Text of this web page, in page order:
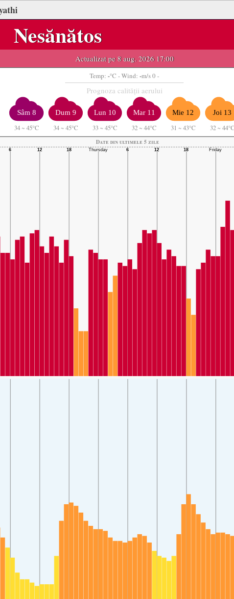
Nesănătos
Actualizat pe 8 aug. 2026 17:00
Temp: -°C - Wind: -m/s 0 -
Prognoza calității aerului
Sâm 8
34 ~ 45°C
Dum 9
34 ~ 45°C
Lun 10
33 ~ 45°C
Mar 11
32 ~ 44°C
Mie 12
31 ~ 43°C
Joi 13
32 ~
Date din ultimele 5 zile